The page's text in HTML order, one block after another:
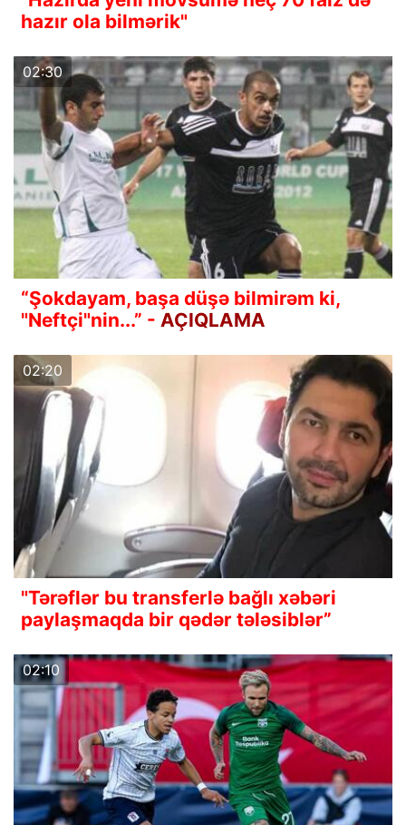
hazır ola bilmərik"
02:30
“Şokdayam, başa düşə bilmirəm ki,
"Neftçi"nin...” - AÇIQLAMA
02:20
"Tərəflər bu transferlə bağlı xəbəri
paylaşmaqda bir qədər tələsiblər”
02:10